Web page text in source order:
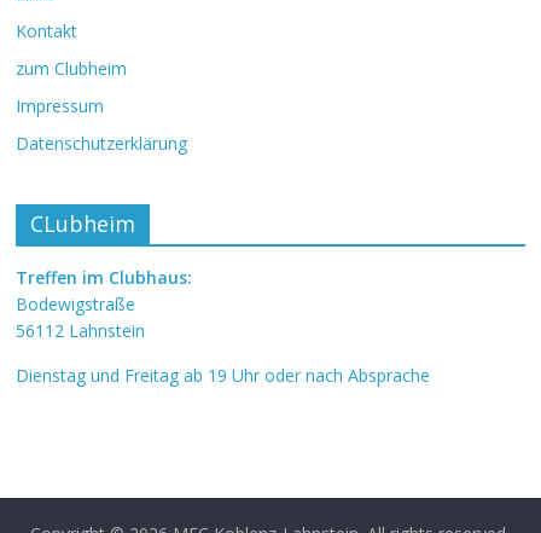
Kontakt
zum Clubheim
Impressum
Datenschutzerklärung
CLubheim
Treffen im Clubhaus:
Bodewigstraße
56112 Lahnstein
Dienstag und Freitag ab 19 Uhr oder nach Absprache